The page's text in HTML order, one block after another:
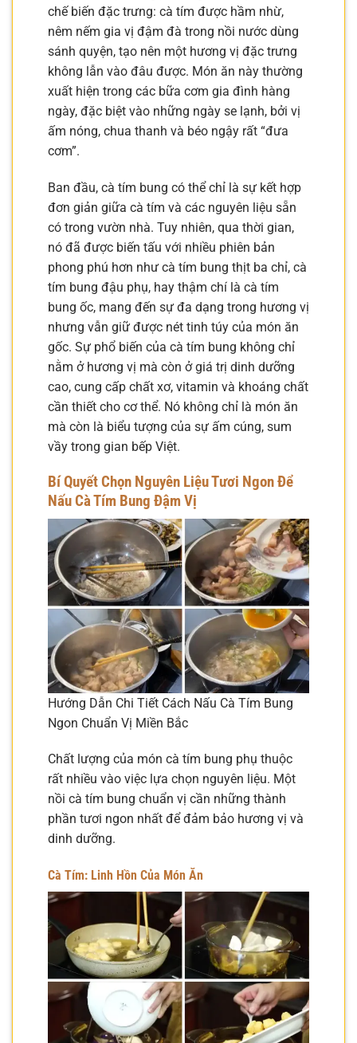
chế biến đặc trưng: cà tím được hầm nhừ,
nêm nếm gia vị đậm đà trong nồi nước dùng
sánh quyện, tạo nên một hương vị đặc trưng
không lẫn vào đâu được. Món ăn này thường
xuất hiện trong các bữa cơm gia đình hàng
ngày, đặc biệt vào những ngày se lạnh, bởi vị
ấm nóng, chua thanh và béo ngậy rất “đưa
cơm”.
Ban đầu, cà tím bung có thể chỉ là sự kết hợp
đơn giản giữa cà tím và các nguyên liệu sẵn
có trong vườn nhà. Tuy nhiên, qua thời gian,
nó đã được biến tấu với nhiều phiên bản
phong phú hơn như cà tím bung thịt ba chỉ, cà
tím bung đậu phụ, hay thậm chí là cà tím
bung ốc, mang đến sự đa dạng trong hương vị
nhưng vẫn giữ được nét tinh túy của món ăn
gốc. Sự phổ biến của cà tím bung không chỉ
nằm ở hương vị mà còn ở giá trị dinh dưỡng
cao, cung cấp chất xơ, vitamin và khoáng chất
cần thiết cho cơ thể. Nó không chỉ là món ăn
mà còn là biểu tượng của sự ấm cúng, sum
vầy trong gian bếp Việt.
Bí Quyết Chọn Nguyên Liệu Tươi Ngon Để
Nấu Cà Tím Bung Đậm Vị
Hướng Dẫn Chi Tiết Cách Nấu Cà Tím Bung
Ngon Chuẩn Vị Miền Bắc
Chất lượng của món cà tím bung phụ thuộc
rất nhiều vào việc lựa chọn nguyên liệu. Một
nồi cà tím bung chuẩn vị cần những thành
phần tươi ngon nhất để đảm bảo hương vị và
dinh dưỡng.
Cà Tím: Linh Hồn Của Món Ăn